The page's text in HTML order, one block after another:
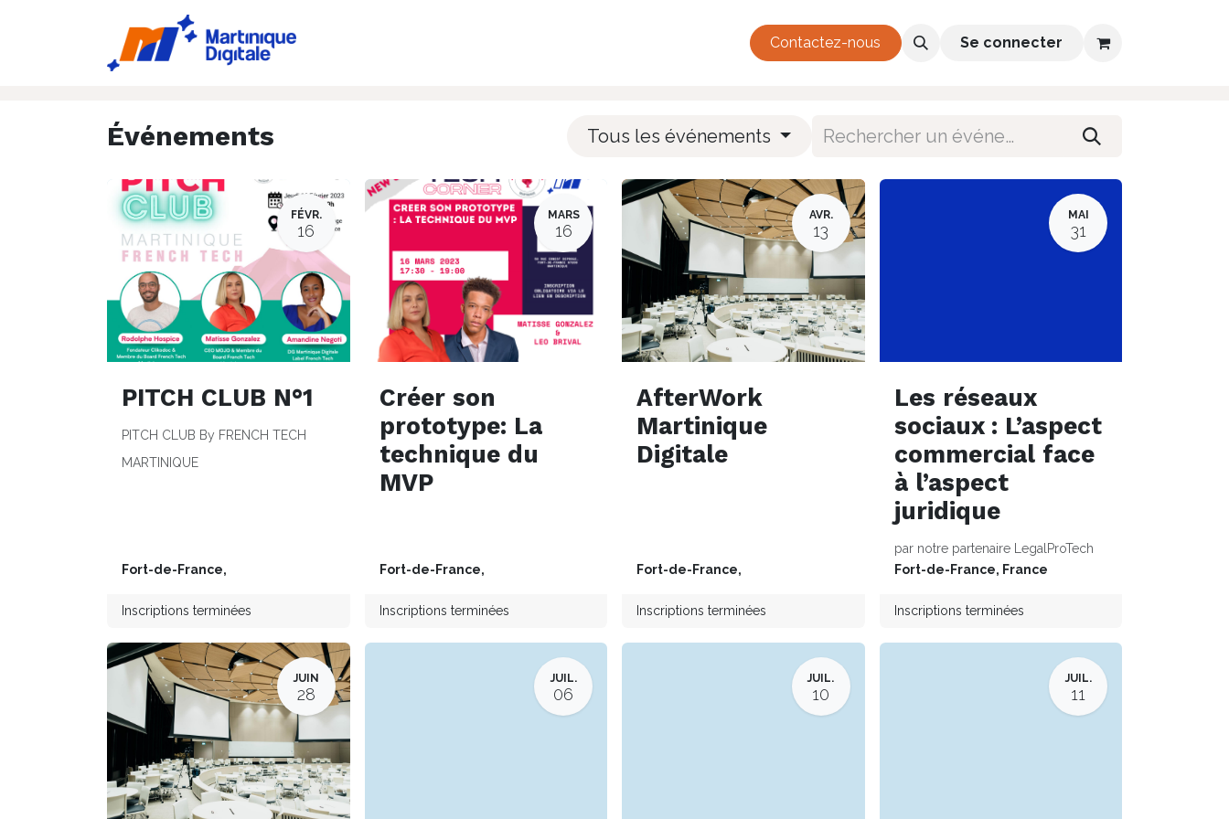
French Tech 2026-2028
Contactez-nous Se connecter
Événements Tous les événements
FÉVR.
16
PITCH CLUB N°1
PITCH CLUB By FRENCH TECH
MARTINIQUE
Fort-de-France,
Inscriptions terminées
MARS
16
Créer son
prototype: La
technique du
MVP
Fort-de-France,
Inscriptions terminées
AVR.
13
AfterWork
Martinique
Digitale
Fort-de-France,
Inscriptions terminées
MAI
31
Les réseaux
sociaux : L’aspect
commercial face
à l’aspect
juridique
par notre partenaire LegalProTech
Fort-de-France, France
Inscriptions terminées
JUIN
28
JUIL.
06
JUIL.
10
JUIL.
11